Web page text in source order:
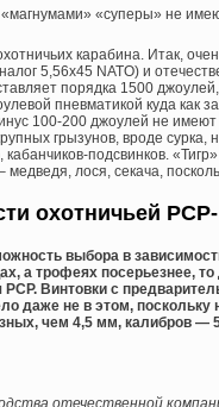
«суперы» не
карабина. Итак,
5,56х45 NATO) и
порядка 1500
пневматикой куда как
100-200 джоулей не
грызунов, вроде сурка,
подсвинков.
лося, секача,
охотничьей
выбора в
а трофеях посерьезнее,
Винтовки с
даже не в этом, поскольку
чем 4,5 мм, калибров —
отечественной